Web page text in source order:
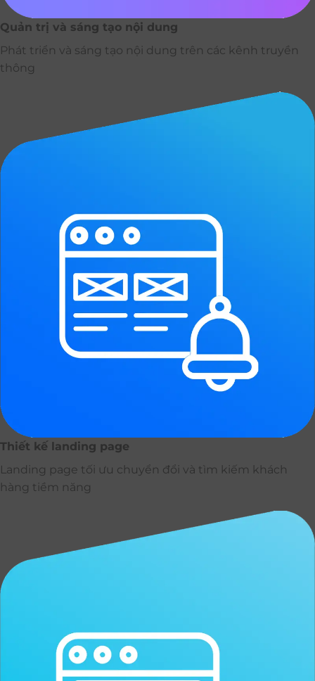
Quản trị và sáng tạo nội dung
Phát triển và sáng tạo nội dung trên các kênh truyền
thông
Thiết kế landing page
Landing page tối ưu chuyển đổi và tìm kiếm khách
hàng tiềm năng